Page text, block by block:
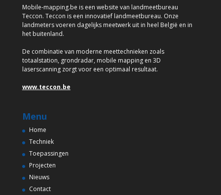
Mobile-mapping.be is een website van landmeetbureau
Teccon. Teccon is een innovatief landmeetbureau. Onze
landmeters voeren dagelijks meetwerk uit in heel België en in
het buitenland.
De combinatie van moderne meettechnieken zoals
totaalstation, grondradar, mobile mapping en 3D
laserscanning zorgt voor een optimaal resultaat.
www.teccon.be
Menu
Home
Techniek
Toepassingen
Projecten
Nieuws
Contact